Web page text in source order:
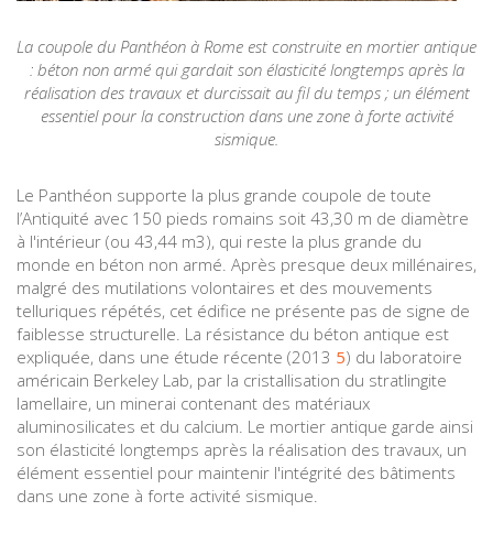
La coupole du Panthéon à Rome est construite en mortier antique
: béton non armé qui gardait son élasticité longtemps après la
réalisation des travaux et durcissait au fil du temps ; un élément
essentiel pour la construction dans une zone à forte activité
sismique.
Le Panthéon supporte la plus grande coupole de toute
l’Antiquité avec 150 pieds romains soit 43,30 m de diamètre
à l'intérieur (ou 43,44 m3), qui reste la plus grande du
monde en béton non armé. Après presque deux millénaires,
malgré des mutilations volontaires et des mouvements
telluriques répétés, cet édifice ne présente pas de signe de
faiblesse structurelle. La résistance du béton antique est
expliquée, dans une étude récente (2013 5) du laboratoire
américain Berkeley Lab, par la cristallisation du stratlingite
lamellaire, un minerai contenant des matériaux
aluminosilicates et du calcium. Le mortier antique garde ainsi
son élasticité longtemps après la réalisation des travaux, un
élément essentiel pour maintenir l'intégrité des bâtiments
dans une zone à forte activité sismique.